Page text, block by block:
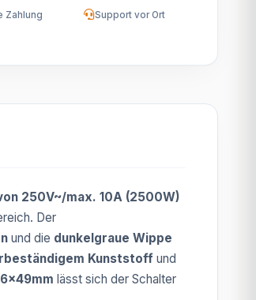
Zahlung Support vor Ort
250V~/max. 10A (2500W)
Der
und die dunkelgraue Wippe
Kunststoff und
lässt sich der Schalter